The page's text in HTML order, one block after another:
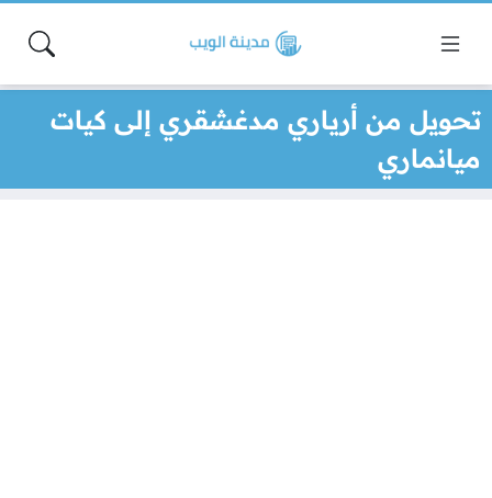
تحويل من أرياري مدغشقري إلى كيات
ميانماري